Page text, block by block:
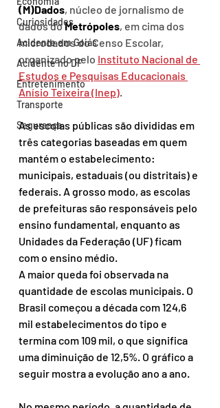
Curiosidades
Acidente em Goiás
Acidente no DF
Entretenimento
Transporte
Segurança
(M)Dados, núcleo de jornalismo de
dados do Metrópoles, em cima dos
microdados do Censo Escolar,
organizado pelo Instituto Nacional de
Estudos e Pesquisas Educacionais
Anísio Teixeira (Inep).
As escolas públicas são divididas em
três categorias baseadas em quem
mantém o estabelecimento:
municipais, estaduais (ou distritais) e
federais. A grosso modo, as escolas
de prefeituras são responsáveis pelo
ensino fundamental, enquanto as
Unidades da Federação (UF) ficam
com o ensino médio.
A maior queda foi observada na
quantidade de escolas municipais. O
Brasil começou a década com 124,6
mil estabelecimentos do tipo e
termina com 109 mil, o que significa
uma diminuição de 12,5%. O gráfico a
seguir mostra a evolução ano a ano.